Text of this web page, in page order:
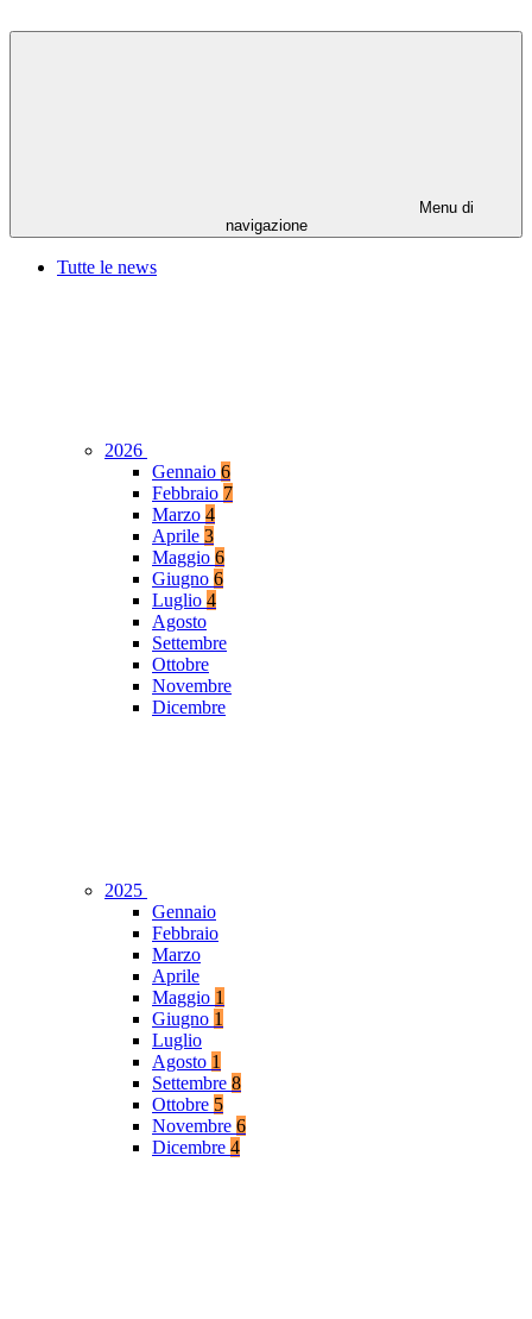
Menu di
navigazione
Tutte le news
2026
Gennaio 6
Febbraio 7
Marzo 4
Aprile 3
Maggio 6
Giugno 6
Luglio 4
Agosto
Settembre
Ottobre
Novembre
Dicembre
2025
Gennaio
Febbraio
Marzo
Aprile
Maggio 1
Giugno 1
Luglio
Agosto 1
Settembre 8
Ottobre 5
Novembre 6
Dicembre 4